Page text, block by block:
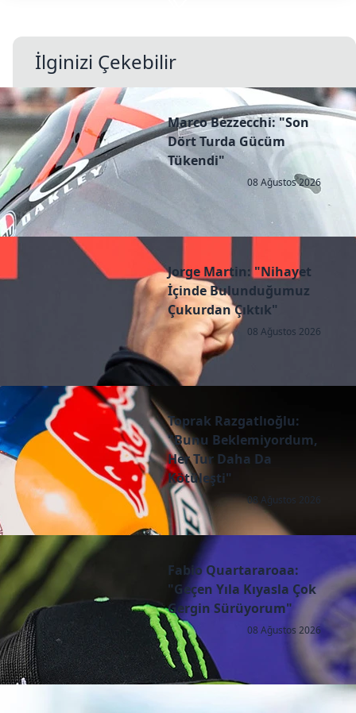
İlginizi Çekebilir
Marco Bezzecchi: "Son
Dört Turda Gücüm
Tükendi"
08 Ağustos 2026
Jorge Martin: "Nihayet
İçinde Bulunduğumuz
Çukurdan Çıktık"
08 Ağustos 2026
Toprak Razgatlıoğlu:
"Bunu Beklemiyordum,
Her Tur Daha Da
Kötüleşti"
08 Ağustos 2026
Fabio Quartararoaa:
"Geçen Yıla Kıyasla Çok
Gergin Sürüyorum"
08 Ağustos 2026